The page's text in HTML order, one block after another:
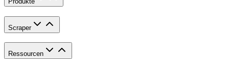
Scraper
Ressourcen